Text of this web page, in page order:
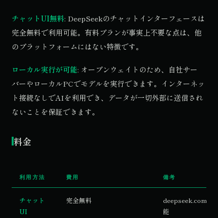
チャットUI無料: DeepSeekのチャットインターフェースは
完全無料で利用可能。有料プランが事実上不要な点は、他
のプラットフォームにはない特徴です。
ローカル実行が可能: オープンウェイトのため、自社サー
バーやローカルPCでモデルを実行できます。インターネッ
ト接続なしでAIを利用でき、データが一切外部に送信され
ないことを保証できます。
料金
利用方法 費用 備考
チャット
UI
完全無料
deepseek.com で
能